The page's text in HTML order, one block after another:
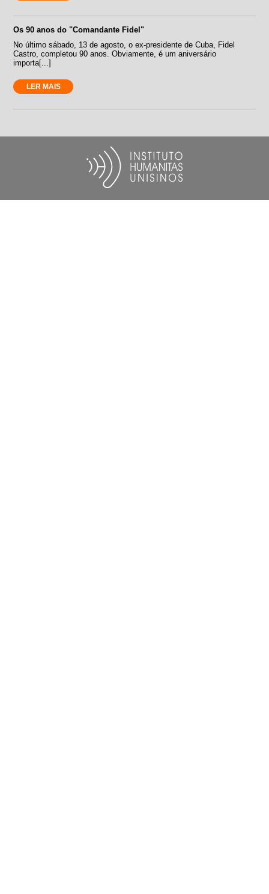
Os 90 anos do "Comandante Fidel"
No último sábado, 13 de agosto, o ex-presidente de Cuba, Fidel
Castro, completou 90 anos. Obviamente, é um aniversário
importa[...]
LER MAIS